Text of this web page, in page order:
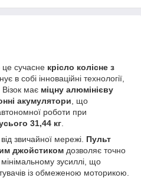
сучасне крісло колісне з
в собі інноваційні технології,
Візок має міцну алюмінієву
акумулятори , що
роботи при
31,44 кг
звичайної мережі. Пульт
джойстиком дозволяє точно
зусиллі, що
із обмеженою моторикою.